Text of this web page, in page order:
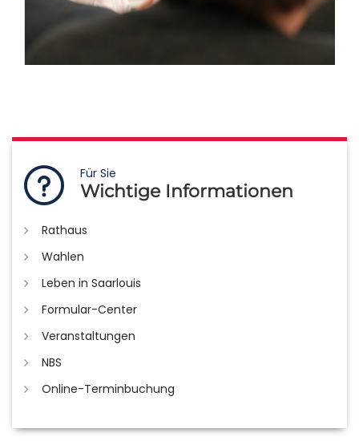
Für Sie
Wichtige Informationen
Rathaus
Wahlen
Leben in Saarlouis
Formular-Center
Veranstaltungen
NBS
Online-Terminbuchung